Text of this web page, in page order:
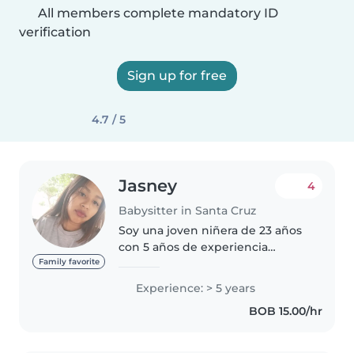
All members complete mandatory ID
verification
Sign up for free
4.7 / 5
Family favorite
Jasney
Babysitter in Santa Cruz
4
Soy una joven niñera de 23 años
con 5 años de experiencia
edades, desde bebés hasta
escolares. Me considero una
persona responsable, creativa y
Experience: > 5 years
BOB 15.00/hr